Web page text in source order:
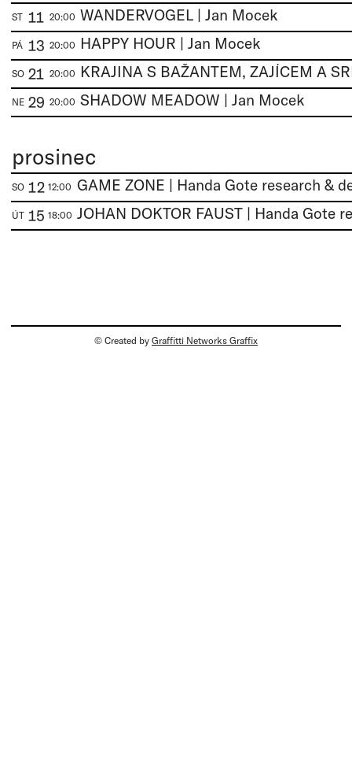
ST 11 20:00 WANDERVOGEL | Jan Mocek
PÁ 13 20:00 HAPPY HOUR | Jan Mocek
SO 21 20:00
NE 29 20:00 SHADOW MEADOW | Jan Mocek
prosinec
SO 12 12:00
ÚT 15 18:00
© Created by Graffitti Networks Graffix